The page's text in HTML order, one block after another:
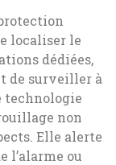
localiser le
dédiées,
de surveiller à
technologie
non
Elle alerte
l’alarme ou